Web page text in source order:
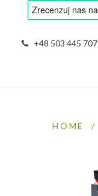
+48 503 445 707
HOME /